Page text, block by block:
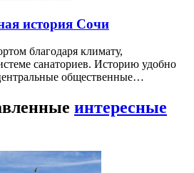
история Сочи
благодаря климату,
санаториев. Историю удобно
общественные…
интересные